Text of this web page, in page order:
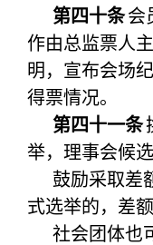
第四十条会
作由总监票人
明，宣布会场
得票情况。
第四十一条
举，理事会候
鼓励采取差
式选举的，差
社会团体也